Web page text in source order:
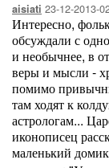
aisiati 23-12-2013-
Интересно,
обсуждали с
и необычнее, в
веры и мысли -
помимо
там ходят к
астрологам...
иконописец
маленький